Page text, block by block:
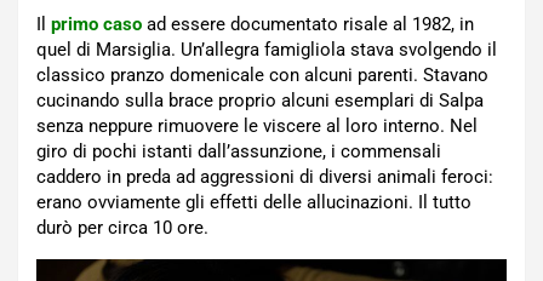
Il primo caso ad essere documentato risale al 1982, in
quel di Marsiglia. Un’allegra famigliola stava svolgendo il
classico pranzo domenicale con alcuni parenti. Stavano
cucinando sulla brace proprio alcuni esemplari di Salpa
senza neppure rimuovere le viscere al loro interno. Nel
giro di pochi istanti dall’assunzione, i commensali
caddero in preda ad aggressioni di diversi animali feroci:
erano ovviamente gli effetti delle allucinazioni. Il tutto
durò per circa 10 ore.